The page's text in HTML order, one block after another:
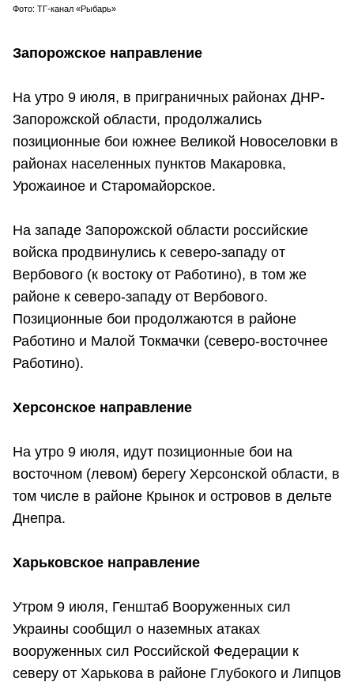
Фото: ТГ-канал «Рыбарь»
Запорожское направление
На утро 9 июля, в приграничных районах ДНР-
Запорожской области, продолжались
позиционные бои южнее Великой Новоселовки в
районах населенных пунктов Макаровка,
Урожаиное и Старомайорское.
На западе Запорожской области российские
войска продвинулись к северо-западу от
Вербового (к востоку от Работино), в том же
районе к северо-западу от Вербового.
Позиционные бои продолжаются в районе
Работино и Малой Токмачки (северо-восточнее
Работино).
Херсонское направление
На утро 9 июля, идут позиционные бои на
восточном (левом) берегу Херсонской области, в
том числе в районе Крынок и островов в дельте
Днепра.
Харьковское направление
Утром 9 июля, Генштаб Вооруженных сил
Украины сообщил о наземных атаках
вооруженных сил Российской Федерации к
северу от Харькова в районе Глубокого и Липцов